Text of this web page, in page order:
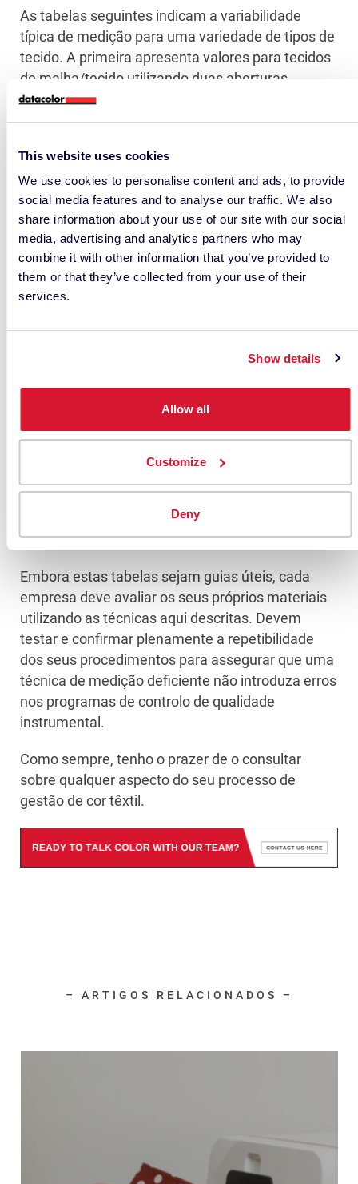
This website uses cookies
We use cookies to personalise content and ads, to provide
social media features and to analyse our traffic. We also
share information about your use of our site with our social
media, advertising and analytics partners who may
combine it with other information that you’ve provided to
them or that they’ve collected from your use of their
services.
Show details
Allow all
Customize
Deny
As tabelas seguintes indicam a variabilidade
típica de medição para uma variedade de tipos de
tecido. A primeira apresenta valores para tecidos
de malha/tecido utilizando duas aberturas
comuns de instrumentos, e a segunda fornece
resultados para tecidos volumosos/espigados
Embora estas tabelas sejam guias úteis, cada
empresa deve avaliar os seus próprios materiais
utilizando as técnicas aqui descritas. Devem
testar e confirmar plenamente a repetibilidade
dos seus procedimentos para assegurar que uma
técnica de medição deficiente não introduza erros
nos programas de controlo de qualidade
instrumental.
Como sempre, tenho o prazer de o consultar
sobre qualquer aspecto do seu processo de
gestão de cor têxtil.
– ARTIGOS RELACIONADOS –